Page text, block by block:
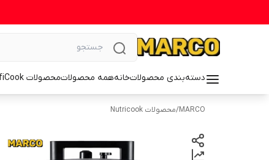
دسته‌بندی محصولاتخانههمه محصولاتمحصولات ProfiCook
MARCO
/محصولات Nutricook